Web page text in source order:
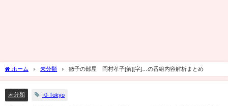
ホーム 未分類 徹子の部屋 岡村孝子[解][字]…の番組内容解析まとめ
未分類 -0-Tokyo